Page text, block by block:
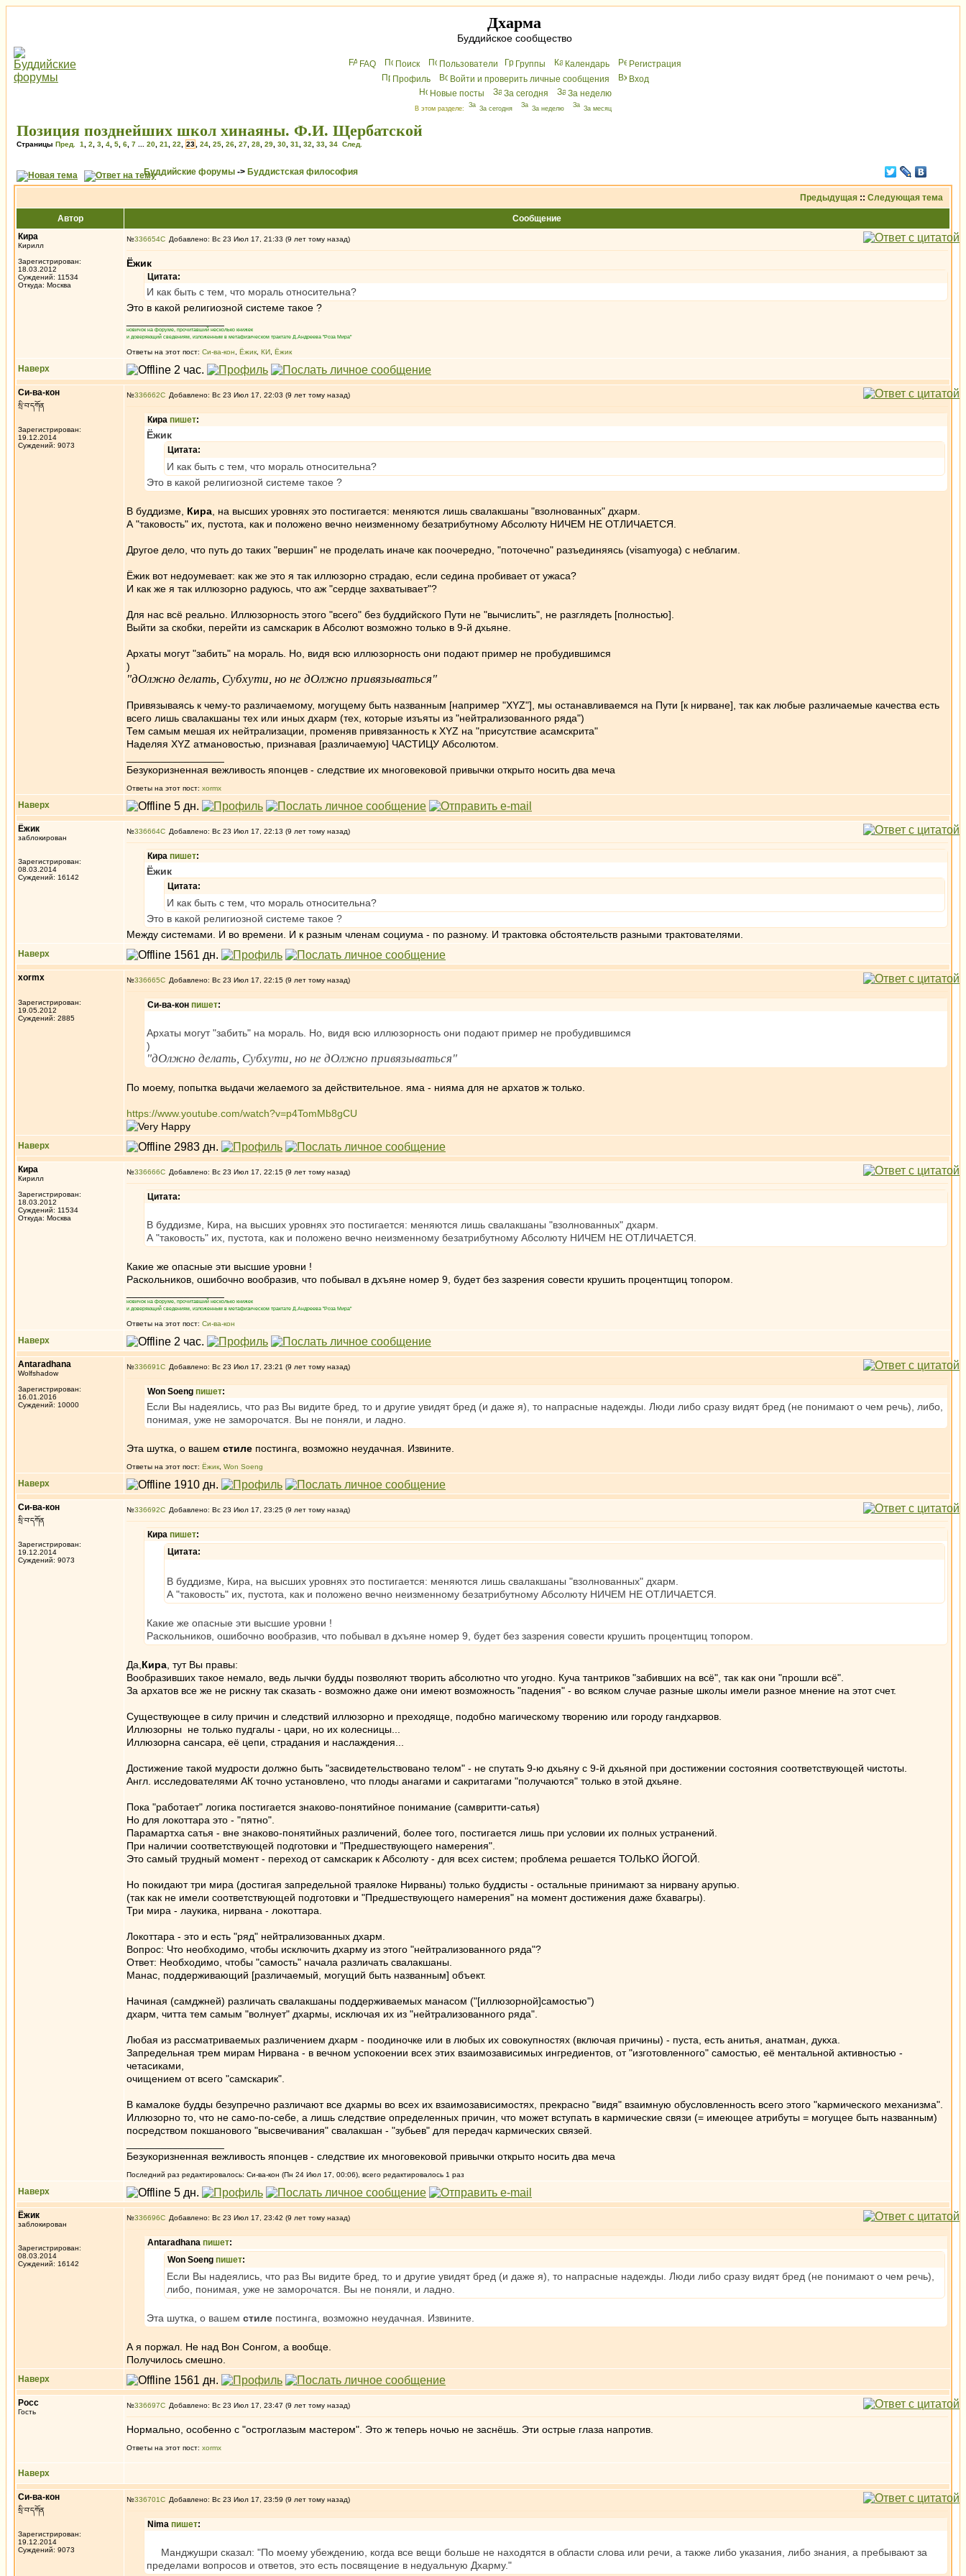
Дхарма
Буддийское сообщество
FAQ Поиск Пользователи Группы Календарь
Peгиcтрaция
Профиль
Войти и проверить личные сообщения
Вхoд
Новые посты
За сегодня За неделю
В этом разделе: За сегодня За неделю За месяц
Позиция позднейших школ хинаяны. Ф.И. Щербатской
Страницы Пред. 1 2 3 4 5 6 7 20 21 22 23 24 25 26 27 28 29 30 31 32 33 34 След.
Буддийские форумы -> Буддистская философия
Предыдущая :: Следующая тема
Автор
Сообщение
Кира
Кирилл
Зарегистрирован:
18.03.2012
Суждений: 11534
Откуда: Москва
№336654 Добавлено: Вс 23 Июл 17, 21:33 (9 лет тому назад)
Ёжик
Цитата:
И как быть с тем, что мораль относительна?
Это в какой религиозной системе такое ?
новичок на форуме, прочитавший несколько книжек
и доверяющий сведениям, изложенным в метафизическом трактате Д.Андреева "Роза Мира"
Ответы на этот пост: Си-ва-кон Ёжик КИ Ёжик
Наверх
Си-ва-кон
སྲི་བ་དཀོན
Зарегистрирован:
19.12.2014
Суждений: 9073
№336662 Добавлено: Вс 23 Июл 17, 22:03 (9 лет тому назад)
Кира пишет:
Ёжик
Цитата:
И как быть с тем, что мораль относительна?
Это в какой религиозной системе такое ?
В буддизме, Кира , на высших уровнях это постигается: меняются лишь свалакшаны "взолнованных" дхарм.
А "таковость" их, пустота, как и положено вечно неизменному безатрибутному Абсолюту НИЧЕМ НЕ ОТЛИЧАЕТСЯ.
Другое дело, что путь до таких "вершин" не проделать иначе как поочередно, "поточечно" разъединяясь (visamyoga) с неблагим.
Ёжик вот недоумевает: как же это я так иллюзорно страдаю, если седина пробивает от ужаса?
И как же я так иллюзорно радуюсь, что аж "сердце захватывает"?
Для нас всё реально. Иллюзорность этого "всего" без буддийского Пути не "вычислить", не разглядеть [полностью].
Выйти за скобки, перейти из самскарик в Абсолют возможно только в 9-й дхьяне.
Архаты могут "забить" на мораль. Но, видя всю иллюзорность они подают пример не пробудившимся
)
"дОлжно делать, Субхути, но не дОлжно привязываться"
Привязываясь к чему-то различаемому, могущему быть названным [например "XYZ"], мы останавливаемся на Пути [к нирване], так как любые различаемые качества есть
всего лишь свалакшаны тех или иных дхарм (тех, которые изъяты из "нейтрализованного ряда")
Тем самым мешая их нейтрализации, променяв привязанность к ХYZ на "присутствие асамскрита"
Наделяя ХYZ атмановостью, признавая [различаемую] ЧАСТИЦУ Абсолютом.
Безукоризненная вежливость японцев - следствие их многовековой привычки открыто носить два меча
Ответы на этот пост: xormx
Наверх
Ёжик
заблокирован
Зарегистрирован:
08.03.2014
Суждений: 16142
№336664 Добавлено: Вс 23 Июл 17, 22:13 (9 лет тому назад)
Кира пишет:
Ёжик
Цитата:
И как быть с тем, что мораль относительна?
Это в какой религиозной системе такое ?
Между системами. И во времени. И к разным членам социума - по разному. И трактовка обстоятельств разными трактователями.
Наверх
xormx
Зарегистрирован:
19.05.2012
Суждений: 2885
№336665 Добавлено: Вс 23 Июл 17, 22:15 (9 лет тому назад)
Си-ва-кон пишет:
Архаты могут "забить" на мораль. Но, видя всю иллюзорность они подают пример не пробудившимся
)
"дОлжно делать, Субхути, но не дОлжно привязываться"
По моему, попытка выдачи желаемого за действительное. яма - нияма для не архатов ж только.
https://www.youtube.com/watch?v=p4TomMb8gCU
Наверх
Кира
Кирилл
Зарегистрирован:
18.03.2012
Суждений: 11534
Откуда: Москва
№336666 Добавлено: Вс 23 Июл 17, 22:15 (9 лет тому назад)
Цитата:
В буддизме, Кира, на высших уровнях это постигается: меняются лишь свалакшаны "взолнованных" дхарм.
А "таковость" их, пустота, как и положено вечно неизменному безатрибутному Абсолюту НИЧЕМ НЕ ОТЛИЧАЕТСЯ.
Какие же опасные эти высшие уровни !
Раскольников, ошибочно вообразив, что побывал в дхъяне номер 9, будет без зазрения совести крушить процентщиц топором.
новичок на форуме, прочитавший несколько книжек
и доверяющий сведениям, изложенным в метафизическом трактате Д.Андреева "Роза Мира"
Ответы на этот пост: Си-ва-кон
Наверх
Antaradhana
Wolfshadow
Зарегистрирован:
16.01.2016
Суждений: 10000
№336691 Добавлено: Вс 23 Июл 17, 23:21 (9 лет тому назад)
Won Soeng пишет:
Если Вы надеялись, что раз Вы видите бред, то и другие увидят бред (и даже я), то напрасные надежды. Люди либо сразу видят бред (не понимают о чем речь), либо,
понимая, уже не заморочатся. Вы не поняли, и ладно.
Эта шутка, о вашем стиле постинга, возможно неудачная. Извините.
Ответы на этот пост: Ёжик Won Soeng
Наверх
Си-ва-кон
སྲི་བ་དཀོན
Зарегистрирован:
19.12.2014
Суждений: 9073
№336692 Добавлено: Вс 23 Июл 17, 23:25 (9 лет тому назад)
Кира пишет:
Цитата:
В буддизме, Кира, на высших уровнях это постигается: меняются лишь свалакшаны "взолнованных" дхарм.
А "таковость" их, пустота, как и положено вечно неизменному безатрибутному Абсолюту НИЧЕМ НЕ ОТЛИЧАЕТСЯ.
Какие же опасные эти высшие уровни !
Раскольников, ошибочно вообразив, что побывал в дхъяне номер 9, будет без зазрения совести крушить процентщиц топором.
Да, Кира , тут Вы правы:
Вообразивших такое немало, ведь лычки будды позволяют творить абсолютно что угодно. Куча тантриков "забивших на всё", так как они "прошли всё".
За архатов все же не рискну так сказать - возможно даже они имеют возможность "падения" - во всяком случае разные школы имели разное мнение на этот счет.
Существующее в силу причин и следствий иллюзорно и преходяще, подобно магическому творению или городу гандхарвов.
Иллюзорны не только пудгалы - цари, но их колесницы...
Иллюзорна сансара, её цепи, страдания и наслаждения...
Достижение такой мудрости должно быть "засвидетельствовано телом" - не спутать 9-ю дхьяну с 9-й дхьяной при достижении состояния соответствующей чистоты.
Англ. исследователями АК точно установлено, что плоды анагами и сакритагами "получаются" только в этой дхьяне.
Пока "работает" логика постигается знаково-понятийное понимание (самвритти-сатья)
Но для локоттара это - "пятно".
Парамартха сатья - вне знаково-понятийных различений, более того, постигается лишь при условии их полных устранений.
При наличии соответствующей подготовки и "Предшествующего намерения".
Это самый трудный момент - переход от самскарик к Абсолюту - для всех систем; проблема решается ТОЛЬКО ЙОГОЙ.
Но покидают три мира (достигая запредельной траялоке Нирваны) только буддисты - остальные принимают за нирвану арупью.
(так как не имели соответствующей подготовки и "Предшествующего намерения" на момент достижения даже бхавагры).
Три мира - лаукика, нирвана - локоттара.
Локоттара - это и есть "ряд" нейтрализованных дхарм.
Вопрос: Что необходимо, чтобы исключить дхарму из этого "нейтрализованного ряда"?
Ответ: Необходимо, чтобы "самость" начала различать свалакшаны.
Манас, поддерживающий [различаемый, могущий быть названным] объект.
Начиная (самджней) различать свалакшаны поддерживаемых манасом ("[иллюзорной]самостью")
дхарм, читта тем самым "волнует" дхармы, исключая их из "нейтрализованного ряда".
Любая из рассматриваемых различением дхарм - поодиночке или в любых их совокупностях (включая причины) - пуста, есть анитья, анатман, дукха.
Запредельная трем мирам Нирвана - в вечном успокоении всех этих взаимозависимых ингредиентов, от "изготовленного" самостью, её ментальной активностью -
четасиками,
очищением от всего "самскарик".
В камалоке будды безупречно различают все дхармы во всех их взаимозависимостях, прекрасно "видя" взаимную обусловленность всего этого "кармического механизма".
Иллюзорно то, что не само-по-себе, а лишь следствие определенных причин, что может вступать в кармические связи (= имеющее атрибуты = могущее быть названным)
посредством покшанового "высвечивания" свалакшан - "зубьев" для передач кармических связей.
Безукоризненная вежливость японцев - следствие их многовековой привычки открыто носить два меча
Последний раз редактировалось: Си-ва-кон (Пн 24 Июл 17, 00:06), всего редактировалось 1 раз
Наверх
Ёжик
заблокирован
Зарегистрирован:
08.03.2014
Суждений: 16142
№336696 Добавлено: Вс 23 Июл 17, 23:42 (9 лет тому назад)
Antaradhana пишет:
Won Soeng пишет:
Если Вы надеялись, что раз Вы видите бред, то и другие увидят бред (и даже я), то напрасные надежды. Люди либо сразу видят бред (не понимают о чем речь),
либо, понимая, уже не заморочатся. Вы не поняли, и ладно.
Эта шутка, о вашем стиле постинга, возможно неудачная. Извините.
А я поржал. Не над Вон Сонгом, а вообще.
Получилось смешно.
Наверх
Росс
Гость
№336697 Добавлено: Вс 23 Июл 17, 23:47 (9 лет тому назад)
Нормально, особенно с "остроглазым мастером". Это ж теперь ночью не заснёшь. Эти острые глаза напротив.
Ответы на этот пост: xormx
Наверх
Си-ва-кон
སྲི་བ་དཀོན
Зарегистрирован:
19.12.2014
Суждений: 9073
№336701 Добавлено: Вс 23 Июл 17, 23:59 (9 лет тому назад)
Nima пишет:
Манджушри сказал: "По моему убеждению, когда все вещи больше не находятся в области слова или речи, а также либо указания, либо знания, а пребывают за
пределами вопросов и ответов, это есть посвящение в недуальную Дхарму."